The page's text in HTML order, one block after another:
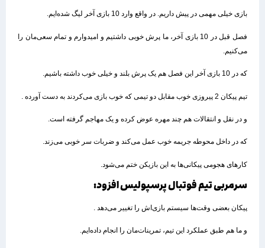
بازی خیلی مهمی در پیش داریم. در واقع وارد 10 بازی آخر لیگ شده‌ایم.
فصل قبل در 10 بازی آخر، ما پرش خوبی داشتیم و امیدوارم و تمام سعی‌مان را
می‌کنیم.
که در 10 بازی آخر این فصل هم یک پرش بلند و خیلی خوب داشته باشیم.
تیم پیکان 2 پیروزی خوب مقابل دو تیمی که خوب بازی می‌کردند به دست آورده .
و در نقل و انتقالات هم چند مهره عوض کرده و یک مهاجم گرفته است.
که در داخل محوطه جریمه خوب عمل می‌کند و ضربات سر خوبی می‌زند.
کارهای هجومی پیکانی‌ها به این بازیکن ختم می‌شود.
سرمربی تیم فوتبال پرسپولیس افزود:
پیکان بعضی وقت‌ها سیستم بازی‌اش را تغییر می‌دهد .
و ما هم طبق عملکرد این تیم، تمرینات‌مان را انجام داده‌ایم.